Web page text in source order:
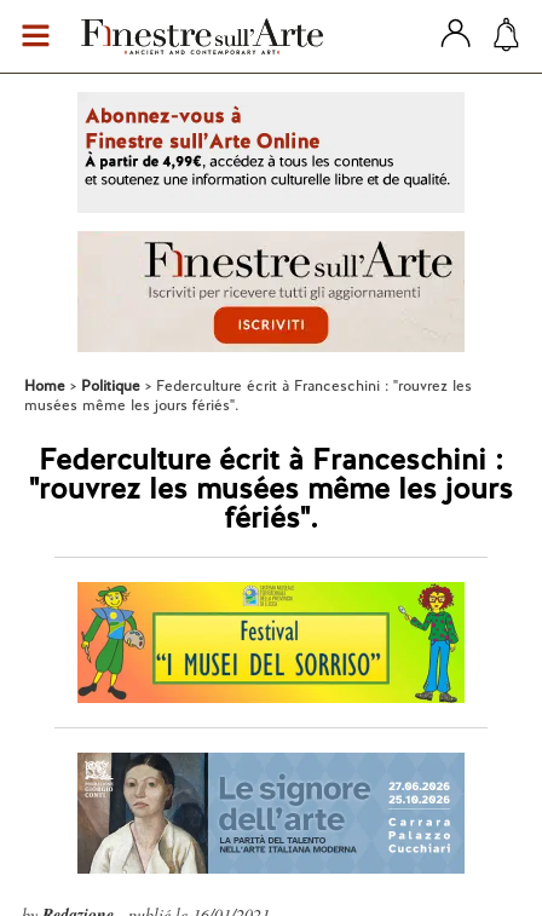
Home Politique
Federculture écrit à Franceschini : "rouvrez les
musées même les jours fériés".
Federculture écrit à Franceschini :
"rouvrez les musées même les jours
fériés".